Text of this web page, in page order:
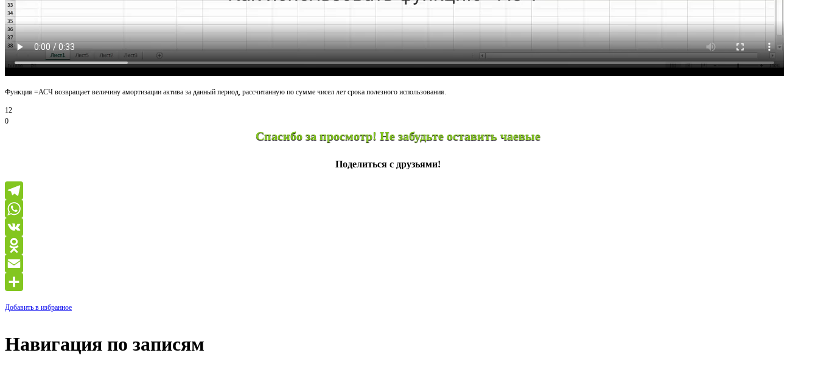
Функция =АСЧ возвращает величину амортизации актива за данный период, рассчитанную по сумме чисел лет срока полезного использования.
12
0
Спасибо за просмотр! Не забудьте оставить чаевые
Поделиться с друзьями!
Telegram
WhatsApp
VK
Odnoklassniki
Email
Добавить в избранное
Навигация по записям